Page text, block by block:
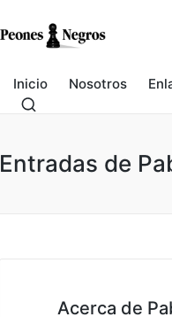
Inicio Nosotros
Entradas de
Acerca de